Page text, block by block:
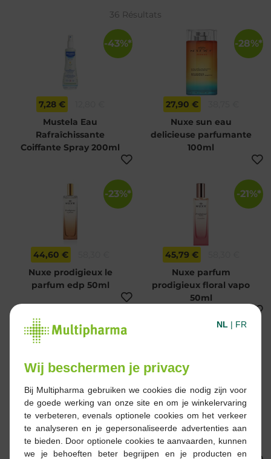
36 Résultats
-43%*
7,28 €
Mustela Eau
Rafraîchissante
Coiffante Spray 200ml
-28%*
27,90 €
Nuxe sun eau
delicieuse parfumante
100ml
-23%*
44,60 €
Nuxe prodigieux le
parfum edp 50ml
-21%*
45,79 €
Nuxe parfum
prodigieux floral vapo
50ml
20,65 €
22,95 €
Nuxe Sun Eau
Délicieuse Parfumante
22,69 €
Caudalie Thé des
Vignes Eau fraîche
50ml
NL | FR
Wij beschermen je privacy
Bij Multipharma gebruiken we cookies die nodig zijn voor
de goede werking van onze site en om je winkelervaring
te verbeteren, evenals optionele cookies om het verkeer
te analyseren en je gepersonaliseerde advertenties aan
te bieden. Door optionele cookies te aanvaarden, kunnen
we je behoeften beter begrijpen en je producten en